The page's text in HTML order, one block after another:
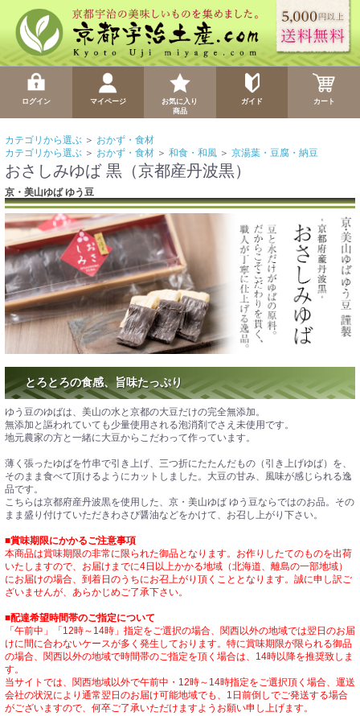
ログイン マイページ
お気に入り
商品
ガイド カート
カテゴリから選ぶ ＞ おかず・食材
カテゴリから選ぶ ＞ おかず・食材 ＞ 和食・和風 ＞ 京湯葉・豆腐・納豆
おさしみゆば 黒（京都産丹波黒）
京・美山ゆば ゆう豆
とろとろの食感、旨味たっぷり
ゆう豆のゆばは、美山の水と京都の大豆だけの完全無添加。
無添加と謳われていても少量使用される泡消剤でさえ未使用です。
地元農家の方と一緒に大豆からこだわって作っています。
薄く張ったゆばを竹串で引き上げ、三つ折にたたんだもの（引き上げゆば）を、
そのまま食べて頂けるようにカットしました。大豆の甘み、風味が感じられる逸
品です。
こちらは京都府産丹波黒を使用した、京・美山ゆば ゆう豆ならではのお品。その
まま盛り付けていただきわさび醤油などをかけて、お召し上がり下さい。
■賞味期限にかかるご注意事項
本商品は賞味期限の非常に限られた御品となります。お作りしたてのものを出荷
いたしますので、お届けまでに4日以上かかる地域（北海道、離島の一部地域）
にお届けの場合、到着日のうちにお召上がり頂くこととなります。誠に申し訳ご
ざいませんが、あらかじめご了承下さい。
■配達希望時間帯のご指定について
「午前中」「12時～14時」指定をご選択の場合、関西以外の地域では翌日のお届
けに間に合わないケースが多く発生しております。特に賞味期限が限られる御品
の場合、関西以外の地域で時間帯のご指定を頂く場合は、14時以降を推奨致しま
す。
当サイトでは、関西地域以外で午前中・12時～14時指定をご選択頂く場合、運送
会社の状況により通常翌日のお届け可能地域でも、1日前倒しでご発送する場合
がございますので、何卒ご了承いただけますようお願い申し上げます。